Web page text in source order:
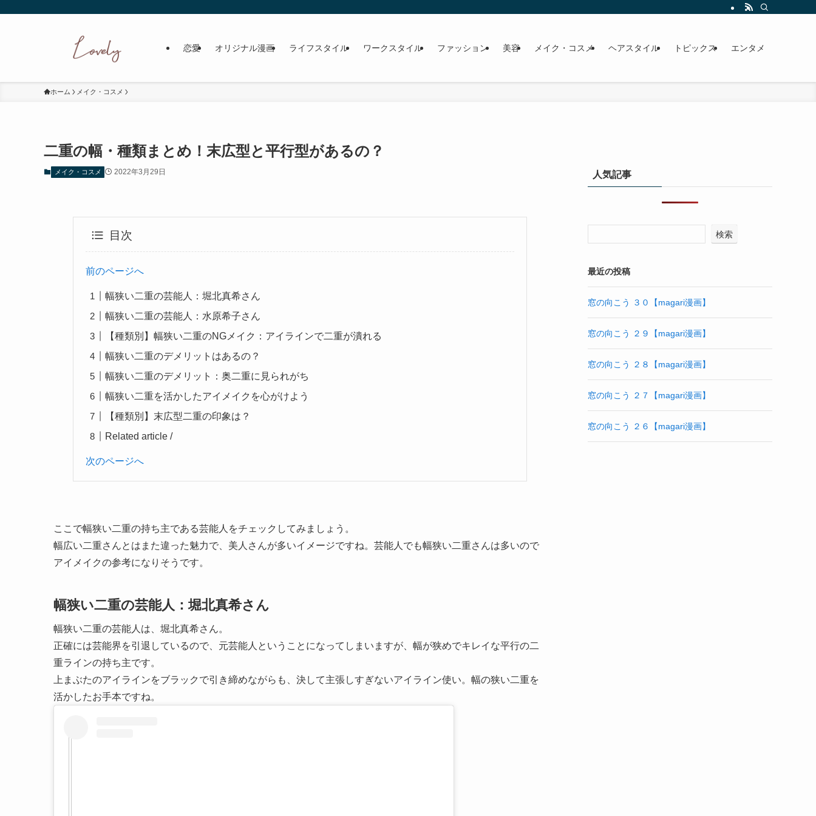
恋愛 オリジナル漫画 ライフスタイル ワークスタイル ファッション 美容 メイク・コスメ ヘアスタイル トピックス エンタメ
ホーム メイク・コスメ
二重の幅・種類まとめ！末広型と平行型があるの？
メイク・コスメ 2022年3月29日
目次
前のページへ
幅狭い二重の芸能人：堀北真希さん
幅狭い二重の芸能人：水原希子さん
【種類別】幅狭い二重のNGメイク：アイラインで二重が潰れる
幅狭い二重のデメリットはあるの？
幅狭い二重のデメリット：奥二重に見られがち
幅狭い二重を活かしたアイメイクを心がけよう
【種類別】末広型二重の印象は？
Related article /
次のページへ
ここで幅狭い二重の持ち主である芸能人をチェックしてみましょう。
幅広い二重さんとはまた違った魅力で、美人さんが多いイメージですね。芸能人でも幅狭い二重さんは多いので
アイメイクの参考になりそうです。
幅狭い二重の芸能人：堀北真希さん
幅狭い二重の芸能人は、堀北真希さん。
正確には芸能界を引退しているので、元芸能人ということになってしまいますが、幅が狭めでキレイな平行の二
重ラインの持ち主です。
上まぶたのアイラインをブラックで引き締めながらも、決して主張しすぎないアイライン使い。幅の狭い二重を
活かしたお手本ですね。
人気記事
検索
最近の投稿
窓の向こう ３０【magari漫画】
窓の向こう ２９【magari漫画】
窓の向こう ２８【magari漫画】
窓の向こう ２７【magari漫画】
窓の向こう ２６【magari漫画】